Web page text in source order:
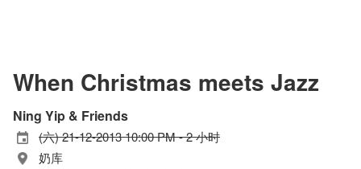
When Christmas meets Jazz
Ning Yip & Friends
(六) 21-12-2013 10:00 PM - 2 小时
奶库